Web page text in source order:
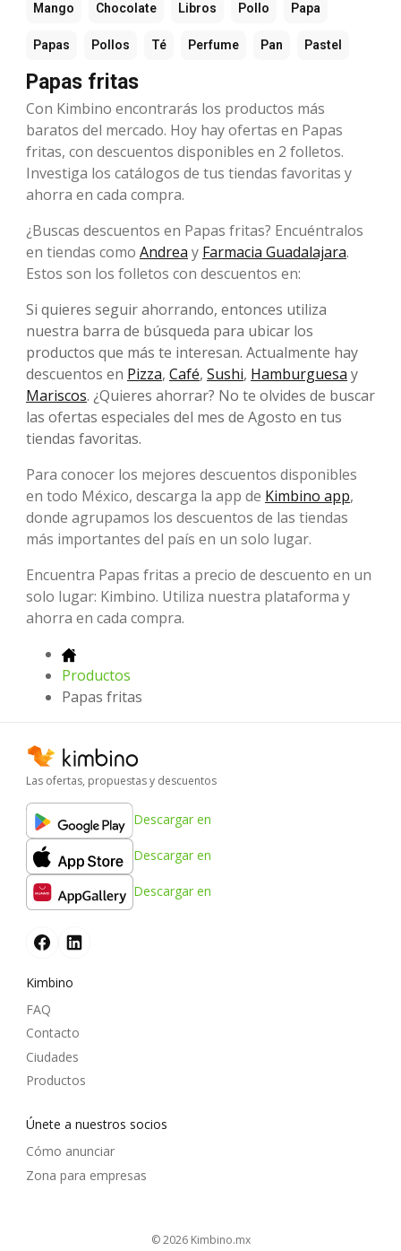
Mango Chocolate Libros Pollo Papa
Papas Pollos Té Perfume Pan Pastel
Papas fritas
Con Kimbino encontrarás los productos más
baratos del mercado. Hoy hay ofertas en Papas
fritas, con descuentos disponibles en 2 folletos.
Investiga los catálogos de tus tiendas favoritas y
ahorra en cada compra.
¿Buscas descuentos en Papas fritas? Encuéntralos
en tiendas como Andrea y Farmacia Guadalajara.
Estos son los folletos con descuentos en:
Si quieres seguir ahorrando, entonces utiliza
nuestra barra de búsqueda para ubicar los
productos que más te interesan. Actualmente hay
descuentos en Pizza, Café, Sushi, Hamburguesa y
Mariscos. ¿Quieres ahorrar? No te olvides de buscar
las ofertas especiales del mes de Agosto en tus
tiendas favoritas.
Para conocer los mejores descuentos disponibles
en todo México, descarga la app de Kimbino app,
donde agrupamos los descuentos de las tiendas
más importantes del país en un solo lugar.
Encuentra Papas fritas a precio de descuento en un
solo lugar: Kimbino. Utiliza nuestra plataforma y
ahorra en cada compra.
Productos
Papas fritas
Las ofertas, propuestas y descuentos
Descargar en
Descargar en
Descargar en
Kimbino
FAQ
Contacto
Ciudades
Productos
Únete a nuestros socios
Cómo anunciar
Zona para empresas
© 2026 kimbino.mx